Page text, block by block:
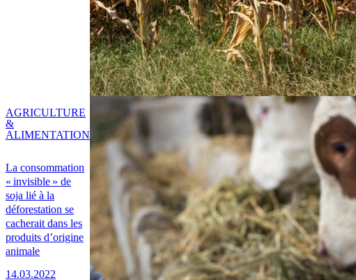
La consommation
« invisible » de
soja lié à la
déforestation se
cacherait dans les
produits d’origine
animale
14.03.2022
AGRICULTURE
&
ALIMENTATION